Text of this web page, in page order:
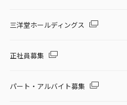
三洋堂ホールディングス
正社員募集
パート・アルバイト募集